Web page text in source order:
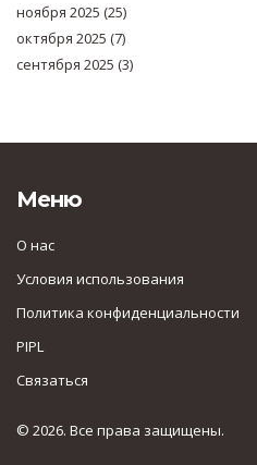
ноября 2025 (25)
октября 2025 (7)
сентября 2025 (3)
Меню
О нас
Условия использования
Политика конфиденциальности
PIPL
Связаться
© 2026. Все права защищены.